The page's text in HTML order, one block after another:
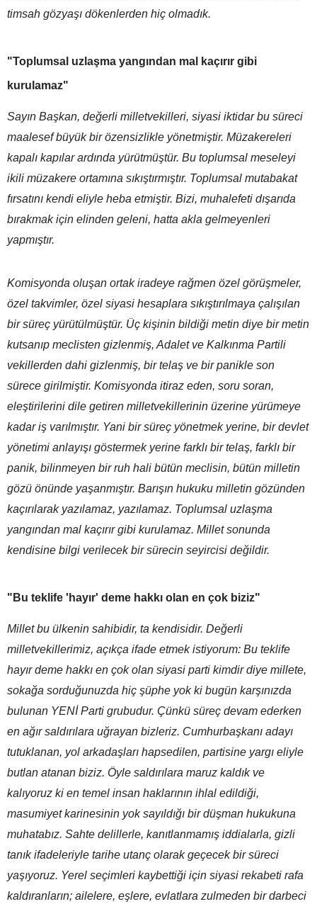
timsah gözyaşı dökenlerden hiç olmadık.
"Toplumsal uzlaşma yangından mal kaçırır gibi
kurulamaz"
Sayın Başkan, değerli milletvekilleri, siyasi iktidar bu süreci
maalesef büyük bir özensizlikle yönetmiştir. Müzakereleri
kapalı kapılar ardında yürütmüştür. Bu toplumsal meseleyi
ikili müzakere ortamına sıkıştırmıştır. Toplumsal mutabakat
fırsatını kendi eliyle heba etmiştir. Bizi, muhalefeti dışarıda
bırakmak için elinden geleni, hatta akla gelmeyenleri
yapmıştır.
Komisyonda oluşan ortak iradeye rağmen özel görüşmeler,
özel takvimler, özel siyasi hesaplara sıkıştırılmaya çalışılan
bir süreç yürütülmüştür. Üç kişinin bildiği metin diye bir metin
kutsanıp meclisten gizlenmiş, Adalet ve Kalkınma Partili
vekillerden dahi gizlenmiş, bir telaş ve bir panikle son
sürece girilmiştir. Komisyonda itiraz eden, soru soran,
eleştirilerini dile getiren milletvekillerinin üzerine yürümeye
kadar iş varılmıştır. Yani bir süreç yönetmek yerine, bir devlet
yönetimi anlayışı göstermek yerine farklı bir telaş, farklı bir
panik, bilinmeyen bir ruh hali bütün meclisin, bütün milletin
gözü önünde yaşanmıştır. Barışın hukuku milletin gözünden
kaçırılarak yazılamaz, yazılamaz. Toplumsal uzlaşma
yangından mal kaçırır gibi kurulamaz. Millet sonunda
kendisine bilgi verilecek bir sürecin seyircisi değildir.
"Bu teklife 'hayır' deme hakkı olan en çok biziz"
Millet bu ülkenin sahibidir, ta kendisidir. Değerli
milletvekillerimiz, açıkça ifade etmek istiyorum: Bu teklife
hayır deme hakkı en çok olan siyasi parti kimdir diye millete,
sokağa sorduğunuzda hiç şüphe yok ki bugün karşınızda
bulunan YENİ Parti grubudur. Çünkü süreç devam ederken
en ağır saldırılara uğrayan bizleriz. Cumhurbaşkanı adayı
tutuklanan, yol arkadaşları hapsedilen, partisine yargı eliyle
butlan atanan biziz. Öyle saldırılara maruz kaldık ve
kalıyoruz ki en temel insan haklarının ihlal edildiği,
masumiyet karinesinin yok sayıldığı bir düşman hukukuna
muhatabız. Sahte delillerle, kanıtlanmamış iddialarla, gizli
tanık ifadeleriyle tarihe utanç olarak geçecek bir süreci
yaşıyoruz. Yerel seçimleri kaybettiği için siyasi rekabeti rafa
kaldıranların; ailelere, eşlere, evlatlara zulmeden bir darbeci